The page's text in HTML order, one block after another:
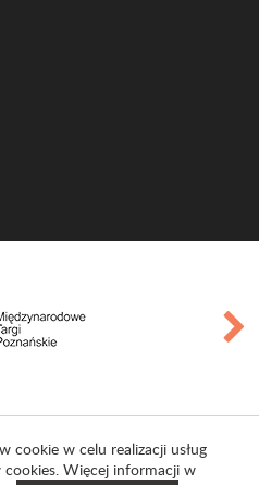
cookie w celu realizacji usług
Więcej informacji w